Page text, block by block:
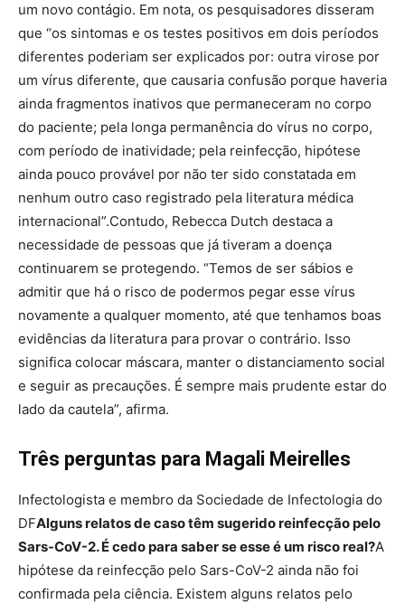
um novo contágio. Em nota, os pesquisadores disseram
que “os sintomas e os testes positivos em dois períodos
diferentes poderiam ser explicados por: outra virose por
um vírus diferente, que causaria confusão porque haveria
ainda fragmentos inativos que permaneceram no corpo
do paciente; pela longa permanência do vírus no corpo,
com período de inatividade; pela reinfecção, hipótese
ainda pouco provável por não ter sido constatada em
nenhum outro caso registrado pela literatura médica
internacional”.Contudo, Rebecca Dutch destaca a
necessidade de pessoas que já tiveram a doença
continuarem se protegendo. “Temos de ser sábios e
admitir que há o risco de podermos pegar esse vírus
novamente a qualquer momento, até que tenhamos boas
evidências da literatura para provar o contrário. Isso
significa colocar máscara, manter o distanciamento social
e seguir as precauções. É sempre mais prudente estar do
lado da cautela”, afirma.
Três perguntas para Magali Meirelles
Infectologista e membro da Sociedade de Infectologia do
DFAlguns relatos de caso têm sugerido reinfecção pelo
Sars-CoV-2. É cedo para saber se esse é um risco real?A
hipótese da reinfecção pelo Sars-CoV-2 ainda não foi
confirmada pela ciência. Existem alguns relatos pelo